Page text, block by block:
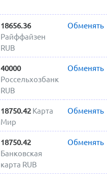
18656.36
Райффайзен
RUB
Обменять
40000
Россельхозбанк
RUB
Обменять
18750.42 Карта
Мир
Обменять
18750.42
Банковская
карта RUB
Обменять